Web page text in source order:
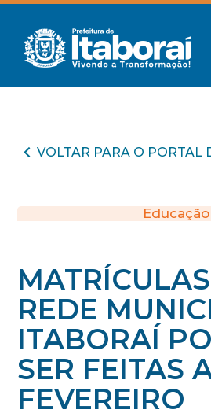
VOLTAR PARA O PORTAL
Educação
REDE
ITABORAÍ
SER FEITAS
FEVEREIRO